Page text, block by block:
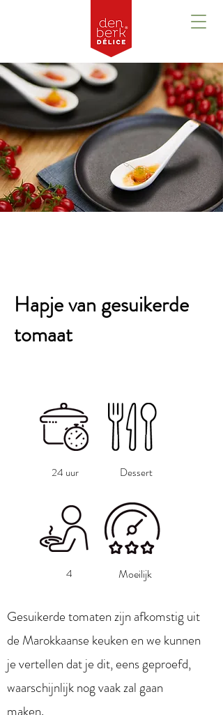
Hapje van gesuikerde
tomaat
24 uur Dessert
4 Moeilijk
Gesuikerde tomaten zijn afkomstig uit
de Marokkaanse keuken en we kunnen
je vertellen dat je dit, eens geproefd,
waarschijnlijk nog vaak zal gaan
maken.